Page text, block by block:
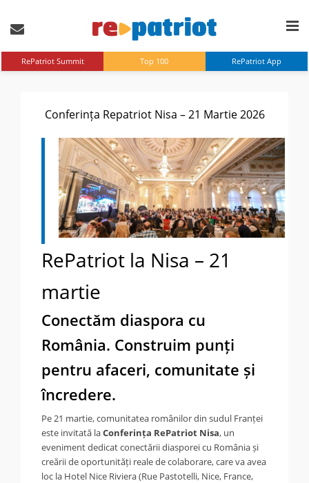
RePatriot Summit Top 100 RePatriot App
Conferința Repatriot Nisa – 21 Martie 2026
RePatriot la Nisa – 21
martie
Conectăm diaspora cu
România. Construim punți
pentru afaceri, comunitate și
încredere.
Pe 21 martie, comunitatea românilor din sudul Franței
este invitată laConferința RePatriot Nisa, un
eveniment dedicat conectării diasporei cu România și
creării de oportunități reale de colaborare, care va avea
loc la Hotel Nice Riviera (Rue Pastotelli, Nice, France,